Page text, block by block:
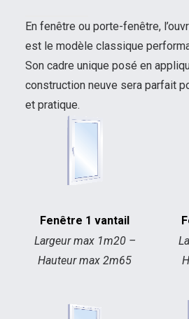
En fenêtre ou porte-fenêtre,
est le modèle classique
Son cadre unique posé en
construction neuve sera parfait
et pratique.
Fenêtre 1 vantail
Largeur max 1m20 –
Hauteur max 2m65